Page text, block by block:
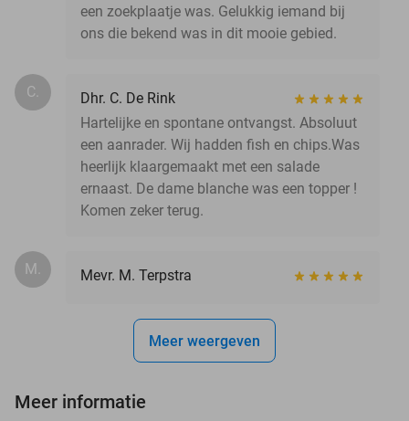
een zoekplaatje was. Gelukkig iemand bij
ons die bekend was in dit mooie gebied.
C.
Dhr. C. De Rink
Hartelijke en spontane ontvangst. Absoluut
een aanrader. Wij hadden fish en chips.Was
heerlijk klaargemaakt met een salade
ernaast. De dame blanche was een topper !
Komen zeker terug.
M. Mevr. M. Terpstra
Meer weergeven
Meer informatie